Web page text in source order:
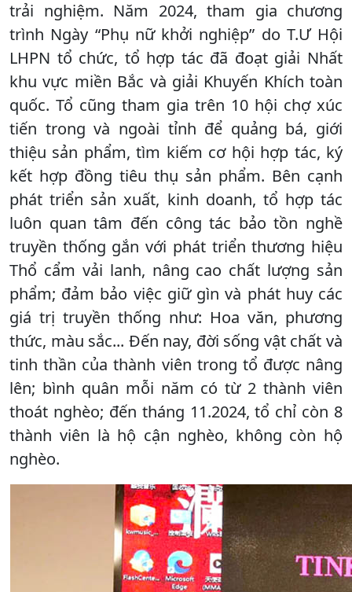
trải nghiệm. Năm 2024, tham gia chương
trình Ngày “Phụ nữ khởi nghiệp” do T.Ư Hội
LHPN tổ chức, tổ hợp tác đã đoạt giải Nhất
khu vực miền Bắc và giải Khuyến Khích toàn
quốc. Tổ cũng tham gia trên 10 hội chợ xúc
tiến trong và ngoài tỉnh để quảng bá, giới
thiệu sản phẩm, tìm kiếm cơ hội hợp tác, ký
kết hợp đồng tiêu thụ sản phẩm. Bên cạnh
phát triển sản xuất, kinh doanh, tổ hợp tác
luôn quan tâm đến công tác bảo tồn nghề
truyền thống gắn với phát triển thương hiệu
Thổ cẩm vải lanh, nâng cao chất lượng sản
phẩm; đảm bảo việc giữ gìn và phát huy các
giá trị truyền thống như: Hoa văn, phương
thức, màu sắc... Đến nay, đời sống vật chất và
tinh thần của thành viên trong tổ được nâng
lên; bình quân mỗi năm có từ 2 thành viên
thoát nghèo; đến tháng 11.2024, tổ chỉ còn 8
thành viên là hộ cận nghèo, không còn hộ
nghèo.